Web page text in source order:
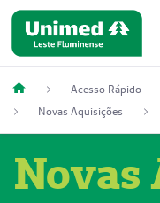
Acesso Rápido
Novas Aquisições
Novas